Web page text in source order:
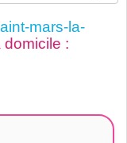
mars-la-
domicile :